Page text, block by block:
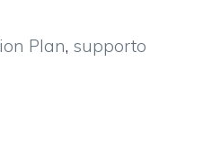
Plan, supporto